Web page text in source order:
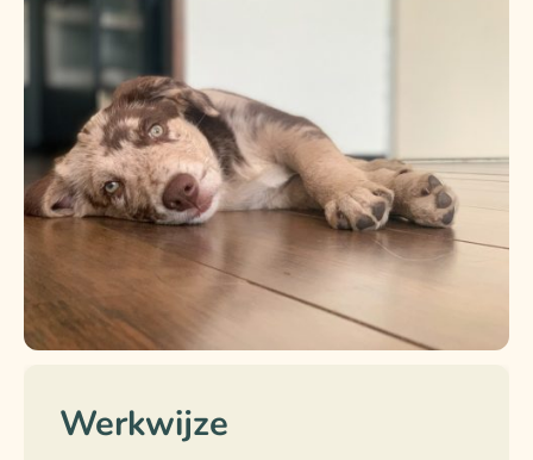
Werkwijze